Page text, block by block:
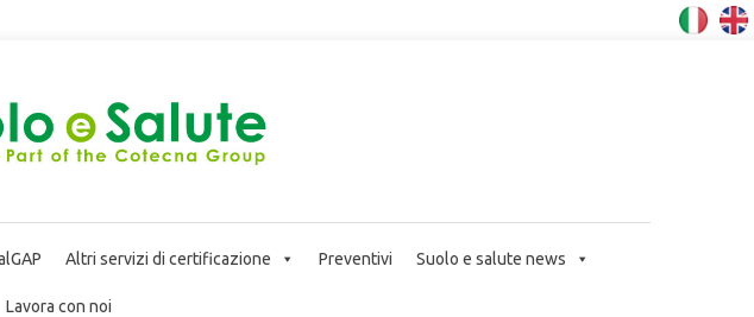
Altri servizi di certificazione Preventivi Suolo e salute news
Lavora con noi